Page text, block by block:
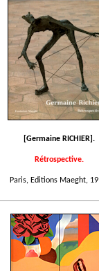
[Germaine RICHIER].
Rétrospective.
Paris, Editions Maeght,